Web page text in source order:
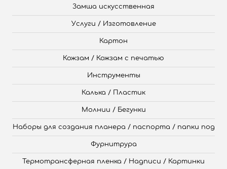
Замша искусственная
Услуги / Изготовление
Картон
Кожзам / Кожзам с печатью
Инструменты
Калька / Пластик
Молнии / Бегунки
Наборы для создания планера / паспорта / папки под
Фурнитрура
Термотрансферная пленка / Надписи / Картинки